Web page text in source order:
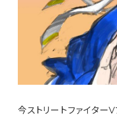
今ストリートファイター